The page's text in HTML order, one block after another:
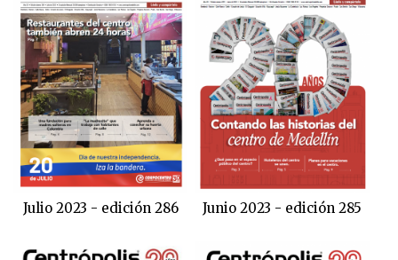
Julio 2023 - edición 286 Junio 2023 - edición 285